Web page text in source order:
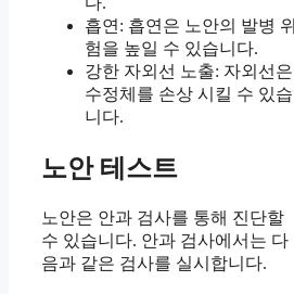
흡연: 흡연은 노안의 발병 위
험을 높일 수 있습니다.
강한 자외선 노출: 자외선은
수정체를 손상 시킬 수 있습
니다.
노안 테스트
노안은 안과 검사를 통해 진단할
수 있습니다. 안과 검사에서는 다
음과 같은 검사를 실시합니다.